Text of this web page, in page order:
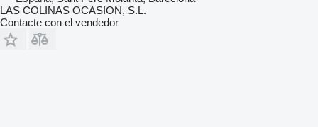
LAS COLINAS OCASION, S.L.
Contacte con el vendedor